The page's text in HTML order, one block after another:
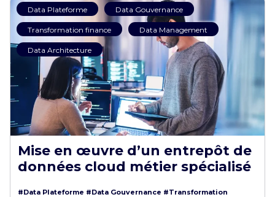
Data Plateforme Data Gouvernance
Transformation finance Data Management
Data Architecture
Mise en œuvre d’un entrepôt de
données cloud métier spécialisé
#Data Plateforme #Data Gouvernance #Transformation